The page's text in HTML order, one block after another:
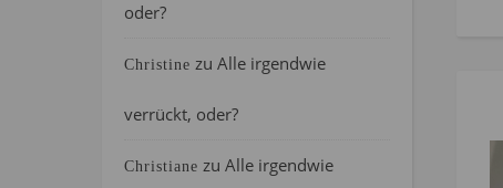
oder?
Christine zu Alle irgendwie
verrückt, oder?
Christiane zu Alle irgendwie